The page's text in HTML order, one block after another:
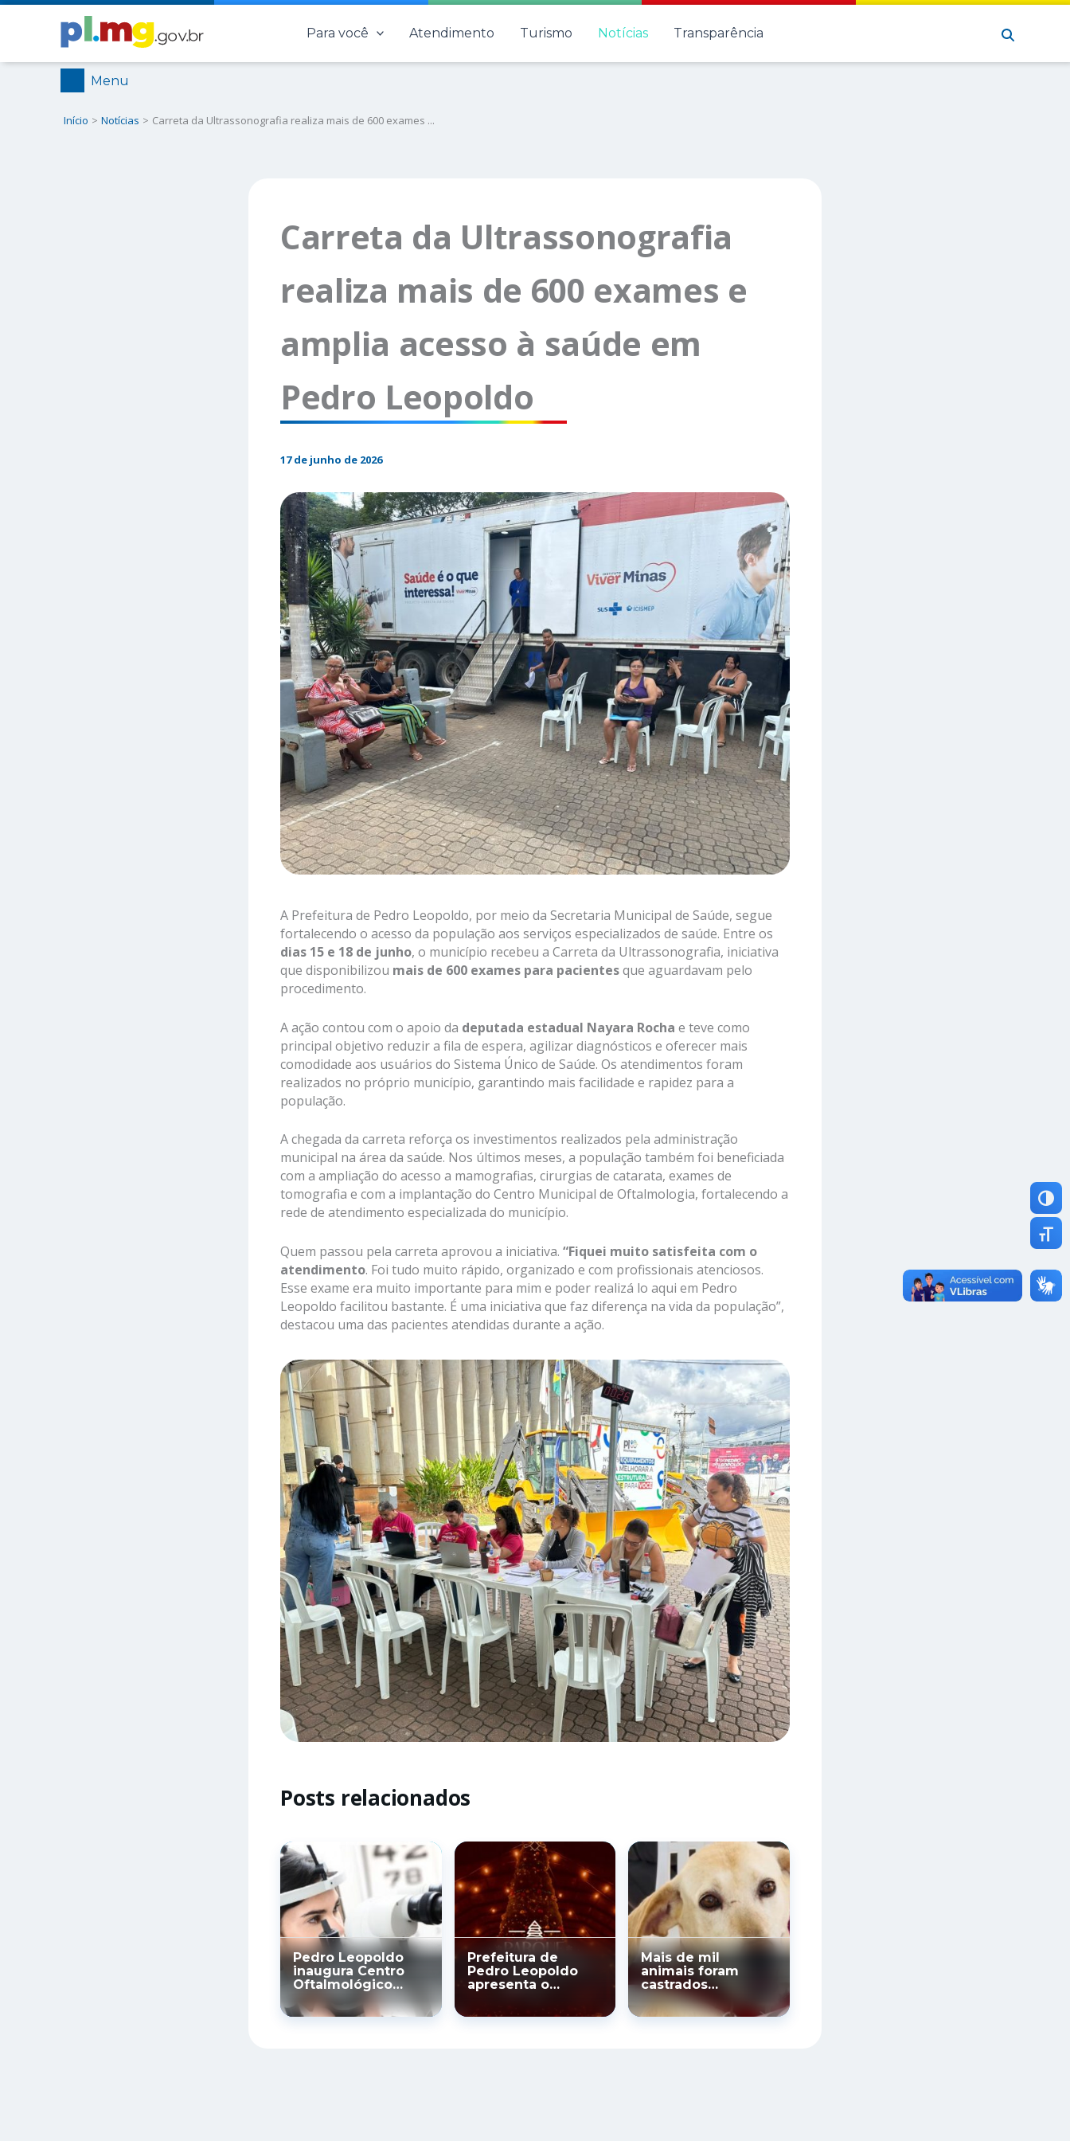
Para você Atendimento Turismo Notícias Transparência Pesquisar
Menu
Início Notícias Carreta da Ultrassonografia realiza mais de 600 exames ...
Carreta da Ultrassonografia
realiza mais de 600 exames e
amplia acesso à saúde em
Pedro Leopoldo
17 de junho de 2026
A Prefeitura de Pedro Leopoldo, por meio da Secretaria Municipal de Saúde, segue
fortalecendo o acesso da população aos serviços especializados de saúde. Entre os
dias 15 e 18 de junho, o município recebeu a Carreta da Ultrassonografia, iniciativa
que disponibilizou mais de 600 exames para pacientesque aguardavam pelo
procedimento.
A ação contou com o apoio da deputada estadual Nayara Rocha e teve como
principal objetivo reduzir a fila de espera, agilizar diagnósticos e oferecer mais
comodidade aos usuários do Sistema Único de Saúde. Os atendimentos foram
realizados no próprio município, garantindo mais facilidade e rapidez para a
população.
A chegada da carreta reforça os investimentos realizados pela administração
municipal na área da saúde. Nos últimos meses, a população também foi beneficiada
com a ampliação do acesso a mamografias, cirurgias de catarata, exames de
tomografia e com a implantação do Centro Municipal de Oftalmologia, fortalecendo a
rede de atendimento especializada do município.
Quem passou pela carreta aprovou a iniciativa. “Fiquei muito satisfeita com o
atendimento. Foi tudo muito rápido, organizado e com profissionais atenciosos.
Esse exame era muito importante para mim e poder realizá lo aqui em Pedro
Leopoldo facilitou bastante. É uma iniciativa que faz diferença na vida da população”,
destacou uma das pacientes atendidas durante a ação.
Posts relacionados
Pedro Leopoldo
inaugura Centro
Oftalmológico
avanço inédito na
Prefeitura de
Pedro Leopoldo
apresenta o
Encantado” – o
Mais de mil
animais foram
castrados
gratuitamente pela
Prefeitura em 2025